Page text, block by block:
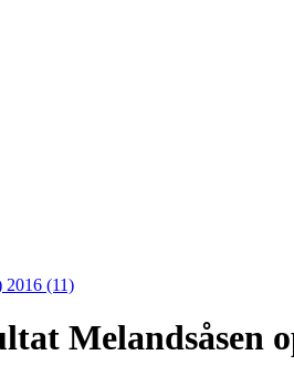
2016 (11)
Melandsåsen